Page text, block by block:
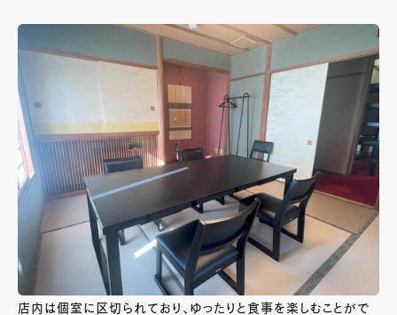
店内は個室に区切られており、ゆったりと食事を楽しむことがで